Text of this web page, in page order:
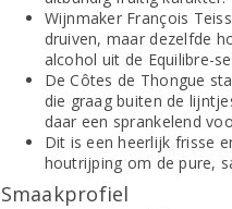
Wijnmaker François
druiven, maar dezelfde
alcohol uit de Equilibre-
De Côtes de Thongue
die graag buiten de
daar een sprankelend
Dit is een heerlijk frisse
houtrijping om de pure,
Smaakprofiel